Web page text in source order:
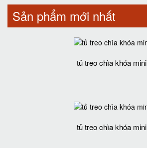
Sản phẩm mới nhất
tủ treo chìa khóa mini
tủ treo chìa khóa mini